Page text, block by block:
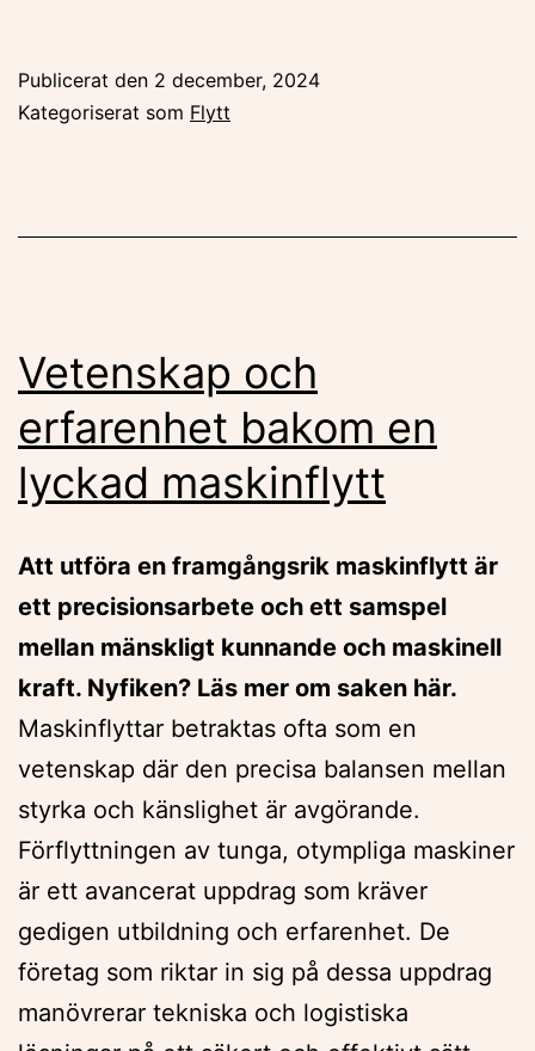
Publicerat den 2 december, 2024
Kategoriserat som Flytt
Vetenskap och
erfarenhet bakom en
lyckad maskinflytt
Att utföra en framgångsrik maskinflytt är
ett precisionsarbete och ett samspel
mellan mänskligt kunnande och maskinell
kraft. Nyfiken? Läs mer om saken här.
Maskinflyttar betraktas ofta som en
vetenskap där den precisa balansen mellan
styrka och känslighet är avgörande.
Förflyttningen av tunga, otympliga maskiner
är ett avancerat uppdrag som kräver
gedigen utbildning och erfarenhet. De
företag som riktar in sig på dessa uppdrag
manövrerar tekniska och logistiska